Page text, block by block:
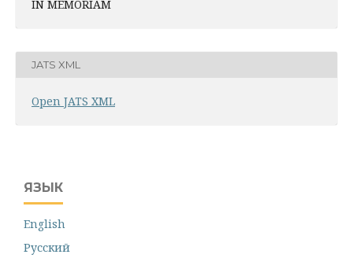
IN MEMORIAM
JATS XML
Open JATS XML
ЯЗЫК
English
Русский